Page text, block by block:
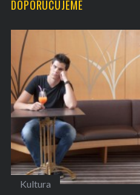
DOPORUČUJEME
Kultura